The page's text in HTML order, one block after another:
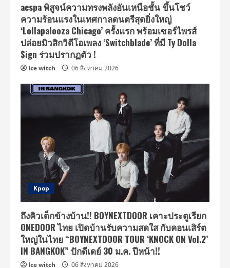
aespa พิสูจน์ความทรงพลังอันเหนือชั้น ขึ้นโชว์
ความร้อนแรงในเทศกาลดนตรีสุดยิ่งใหญ่
‘Lollapalooza Chicago’ ครั้งแรก พร้อมเซอร์ไพรส์
ปล่อยมิวสิกวิดีโอเพลง ‘Switchblade’ ที่มี Ty Dolla
$ign ร่วมปรากฏตัว !
Ice witch 06 สิงหาคม 2026
Kpop
ถึงคิวเด็กข้างบ้าน!! BOYNEXTDOOR เคาะประตูเรียก
ONEDOOR ไทย เปิดบ้านรับความสดใส กับคอนเสิร์ต
ใหญ่ในไทย “BOYNEXTDOOR TOUR ‘KNOCK ON Vol.2’
IN BANGKOK” ปักดีเดย์ 30 ม.ค. ปีหน้า!!
Ice witch 06 สิงหาคม 2026